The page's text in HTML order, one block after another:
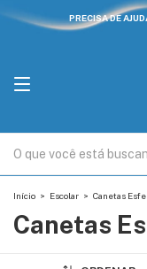
PRECISA DE
Início > Escolar > Canetas
Canetas